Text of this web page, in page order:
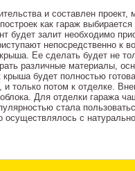
и составлен
как гараж
залит необходимо
непосредственно к
Ее сделать будет не
различные материалы,
будет полностью
, и только потом к отделке.
Для отделки гаража
стала
осуществлялось с